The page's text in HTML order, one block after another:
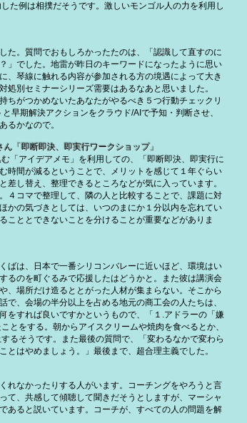
た例は相撲だそうです。激しいモンゴル人の力を利用し
た。質問でおもしろかったたのは、「認識して直すのに
」でした。地雷が昨日のキーワードになったように思い
、琴線に触れる内容が参加される方の境遇によって大き
別セミナーシリーズ需要はあるなあと思いました。
ちがつかめないたあなたがやるべき５つ行動チェックリ
早期解決アクションをクラウド/AIで予知・判断させ、
るかなので。
「即断即決、即実行ワークショップ」
「アイデアメモ」を利用しての、「即断即決、即実行に
時間が減るということで、メリットを感じて１年ぐらい
し替え、整理できるところなどが気に入っています。
４コマで整理して、隣の人と比較することで、課題に対
かの気づきとしては、いつのまにか１分以内を忘れてい
こととできないことを分けることが重要などがありま
ばは、日本で一番シリコンバレーに近いほど、環境はい
るのを町ぐるみで応援したはどうかと。また彼は講演会
、場所だけ造るととがった人材が集まらない。そこから
、会場の半分以上を占める地元の商工会の人たちは、
をすれば良いですかというもので、「１.アドラーの「嫌
とをする。朝からアイスクリームや焼肉を食べるとか、
るそうです。また最後の質問で、「変わるなかで変わら
はやめましょう。」最後まで、超合理主義でした。
れなかったりする人がいます。コーチングをやろうと言
て、共感して傾聴して聞きだそうとしますが、マーシャ
あると説いています。コーチが、すべての人の問題を解